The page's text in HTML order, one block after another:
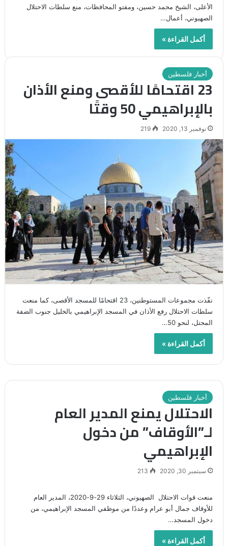
الأعلى، الشيخ محمد حسين، ومفتو المحافظات، منع سلطات الاحتلال
الصهيوني، أعمال…
أكمل القراءة »
أخبار فلسطين
23 اقتحامًا للأقصى ومنع الأذان
بالإبراهيمي 50 وقتًا
نوفمبر 13, 2020 219
نفّذت مجموعات المستوطنين، 23 اقتحامًا للمسجد الأقصى، كما منعت
سلطات الاحتلال رفع الأذان في المسجد الإبراهيمي بالخليل جنوب الضفة
المحتل، لنحو 50…
أكمل القراءة »
أخبار فلسطين
الاحتلال يمنع المدير العام
لـ”الأوقاف” من دخول
الإبراهيمي
سبتمبر 30, 2020 213
منعت قوات الاحتلال الصهيوني، الثلاثاء 29-9-2020، المدير العام
للأوقاف جمال أبو عرام وعددًا من موظفي المسجد الإبراهيمي، من
دخول المسجد…
أكمل القراءة »